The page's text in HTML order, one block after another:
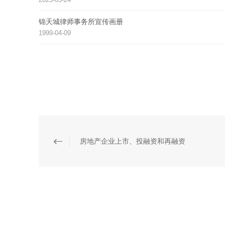
锦天城律师事务所宣传画册
1999-04-09
房地产企业上市、投融资和再融资